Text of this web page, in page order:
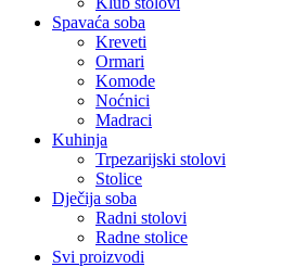
Spavaća soba
Kreveti
Ormari
Komode
Noćnici
Madraci
Kuhinja
Trpezarijski stolovi
Stolice
Dječija soba
Radni stolovi
Radne stolice
Svi proizvodi